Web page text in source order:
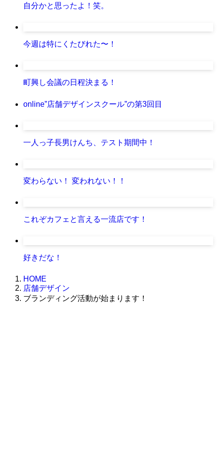
自分かと思ったよ！笑。
今週は特にくたびれた〜！
町興し会議の日程決まる！
online”店舗デザインスクール”の第3回目
一人っ子長男けんち、テスト期間中！
変わらない！ 変われない！！
これぞカフェと言える一流店です！
好きだな！
HOME
店舗デザイン
ブランディング活動が始まります！